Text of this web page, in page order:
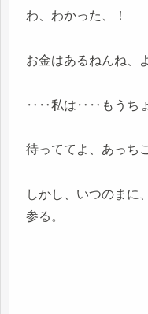
わ、わかった、！
お金はあるねんね、
‥‥私は‥‥もうちょ
待っててよ、あっち
しかし、いつのまに
参る。